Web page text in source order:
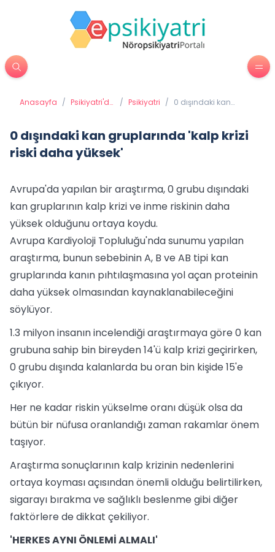
Anasayfa / Psikiyatri'de
/ Psikiyatri / 0 dışındaki kan
0 dışındaki kan gruplarında 'kalp krizi
riski daha yüksek'
Avrupa'da yapılan bir araştırma, 0 grubu dışındaki
kan gruplarının kalp krizi ve inme riskinin daha
yüksek olduğunu ortaya koydu.
Avrupa Kardiyoloji Topluluğu'nda sunumu yapılan
araştırma, bunun sebebinin A, B ve AB tipi kan
gruplarında kanın pıhtılaşmasına yol açan proteinin
daha yüksek olmasından kaynaklanabileceğini
söylüyor.
1.3 milyon insanın incelendiği araştırmaya göre 0 kan
grubuna sahip bin bireyden 14'ü kalp krizi geçirirken,
0 grubu dışında kalanlarda bu oran bin kişide 15'e
çıkıyor.
Her ne kadar riskin yükselme oranı düşük olsa da
bütün bir nüfusa oranlandığı zaman rakamlar önem
taşıyor.
Araştırma sonuçlarının kalp krizinin nedenlerini
ortaya koyması açısından önemli olduğu belirtilirken,
sigarayı bırakma ve sağlıklı beslenme gibi diğer
faktörlere de dikkat çekiliyor.
'HERKES AYNI ÖNLEMİ ALMALI'